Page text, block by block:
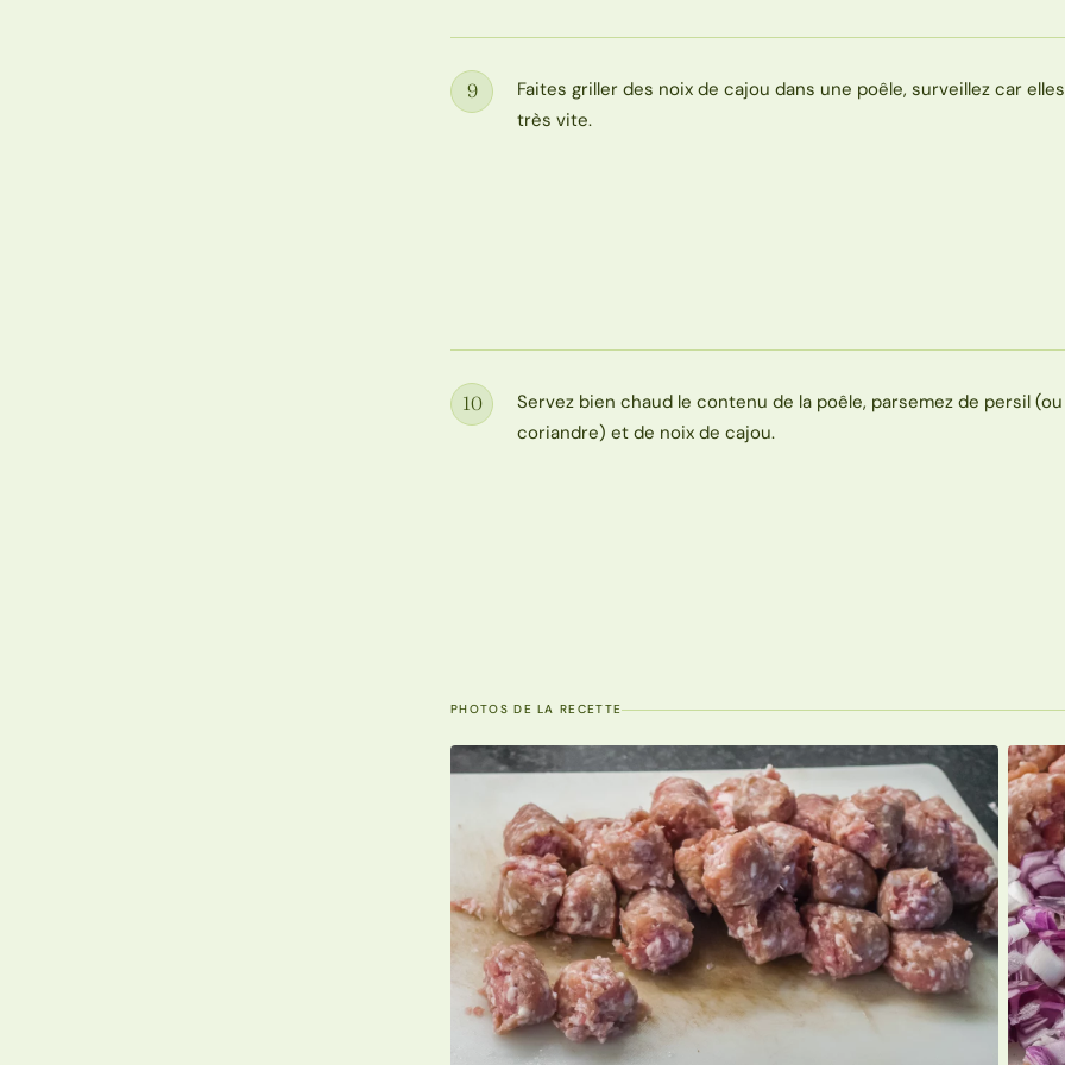
Étape
9
Faites griller des noix de cajou dans une poêle, surveillez car
très vite.
Étape
10
Servez bien chaud le contenu de la poêle, parsemez de persil
coriandre) et de noix de cajou.
PHOTOS DE LA RECETTE